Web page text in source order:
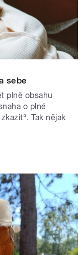
sebe
plně obsahu
o plné
Tak nějak